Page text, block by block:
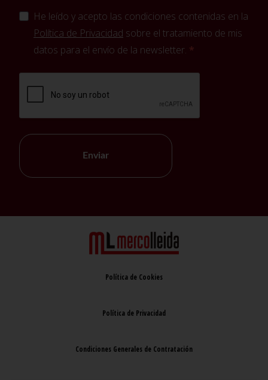
He leído y acepto las condiciones contenidas en la
Política de Privacidad sobre el tratamiento de mis
datos para el envío de la newsletter.
Enviar
Política de Cookies
Política de Privacidad
Condiciones Generales de Contratación